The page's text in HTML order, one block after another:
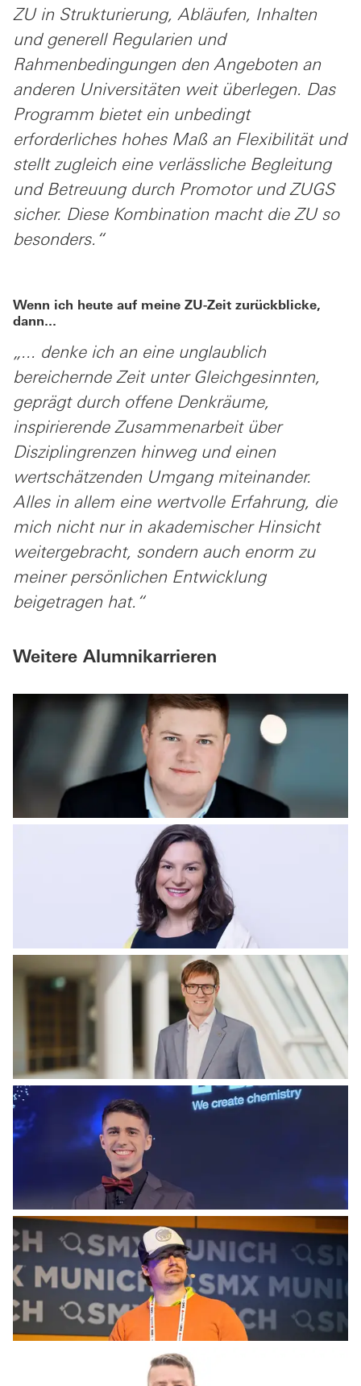
ZU in Strukturierung, Abläufen, Inhalten
und generell Regularien und
Rahmenbedingungen den Angeboten an
anderen Universitäten weit überlegen. Das
Programm bietet ein unbedingt
erforderliches hohes Maß an Flexibilität und
stellt zugleich eine verlässliche Begleitung
und Betreuung durch Promotor und ZUGS
sicher. Diese Kombination macht die ZU so
besonders.“
Wenn ich heute auf meine ZU-Zeit zurückblicke,
dann...
„... denke ich an eine unglaublich
bereichernde Zeit unter Gleichgesinnten,
geprägt durch offene Denkräume,
inspirierende Zusammenarbeit über
Disziplingrenzen hinweg und einen
wertschätzenden Umgang miteinander.
Alles in allem eine wertvolle Erfahrung, die
mich nicht nur in akademischer Hinsicht
weitergebracht, sondern auch enorm zu
meiner persönlichen Entwicklung
beigetragen hat.“
Weitere Alumnikarrieren